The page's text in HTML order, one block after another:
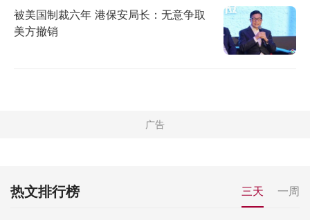
被美国制裁六年 港保安局长：无意争取
美方撤销
热文排行榜 三天 一周